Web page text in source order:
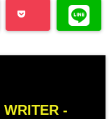
WRITER -